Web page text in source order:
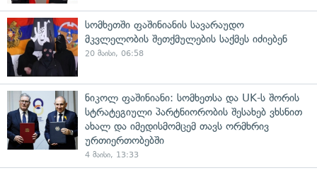
სომხეთში ფაშინიანის სავარაუდო
მკვლელობის შეთქმულების საქმეს იძიებენ
20 მაისი, 06:58
ნიკოლ ფაშინიანი: სომხეთსა და UK-ს შორის
სტრატეგიული პარტნიორობის შესახებ ვხსნით
ახალ და იმედისმომცემ თავს ორმხრივ
ურთიერთობებში
4 მაისი, 13:33